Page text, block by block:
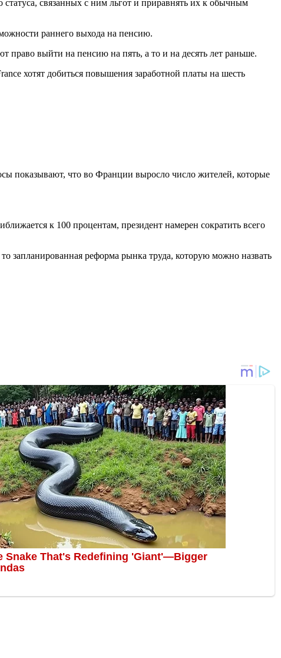
связанных с ним льгот и приравнять их к обычным
раннего выхода на пенсию.
право выйти на пенсию на пять, а то и на десять лет раньше.
хотят добиться повышения заработной платы на шесть
показывают, что во Франции выросло число жителей, которые
к 100 процентам, президент намерен сократить всего
запланированная реформа рынка труда, которую можно назвать